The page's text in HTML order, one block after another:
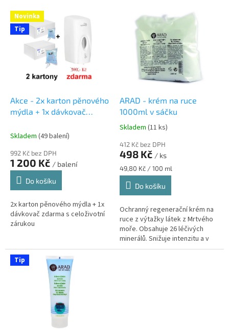
V
p
Novinka
Tip
Akce - 2x karton pěnového
mýdla + 1x dávkovač
Skladem (49 balení)
992 Kč bez DPH
1 200 Kč / balení
Do košíku
2x karton pěnového mýdla + 1x
dávkovač zdarma s celoživotní
zárukou
ARAD - krém na ruce
1000ml v sáčku
Průměrné
produktu
je
5,0
z
hvězdiček.
Skladem (11 ks)
412 Kč bez DPH
498 Kč / ks
Měrná
cena:
49,80 Kč / 100 ml
Do košíku
Ochranný regenerační krém na
ruce z výtažky látek z Mrtvého
moře. Obsahuje 26 léčivých
minerálů. Snižuje intenzitu a v
některých případech pak zcela
Tip